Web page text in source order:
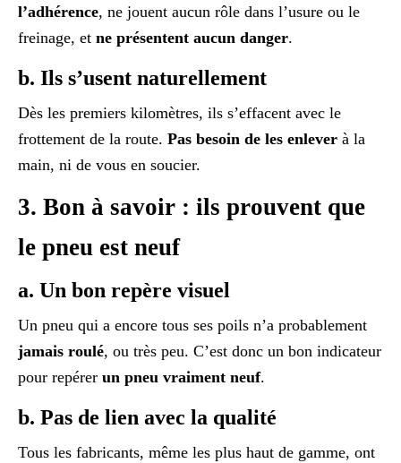
l’adhérence, ne jouent aucun rôle dans l’usure ou le
freinage, et ne présentent aucun danger.
b. Ils s’usent naturellement
Dès les premiers kilomètres, ils s’effacent avec le
frottement de la route. Pas besoin de les enlever à la
main, ni de vous en soucier.
3. Bon à savoir : ils prouvent que
le pneu est neuf
a. Un bon repère visuel
Un pneu qui a encore tous ses poils n’a probablement
jamais roulé, ou très peu. C’est donc un bon indicateur
pour repérer un pneu vraiment neuf.
b. Pas de lien avec la qualité
Tous les fabricants, même les plus haut de gamme, ont